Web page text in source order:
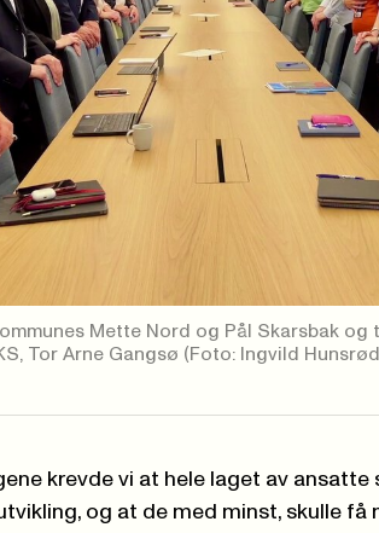
Mette Nord og Pål Skarsbak og
Tor Arne Gangsø (Foto: Ingvild
krevde vi at hele laget av ansatte
og at de med minst, skulle få